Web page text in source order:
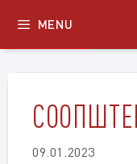
content
MENU
09.01.2023